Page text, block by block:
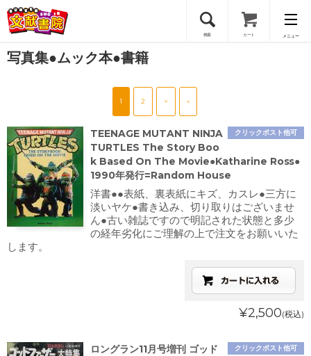
検索 カート メニュー
会員登録
写真集●ムック本●書籍
1 2 > »
クリックポスト他可
TEENAGE MUTANT NINJA
TURTLES The Story Boo
k Based On The Movie●Katharine Ross●
1990年発行=Random House
洋書●●表紙、裏表紙にキズ、カスレ●三方に
淡いヤケ●書き込み、切り取りはございませ
ん●古い雑誌ですので明記された状態と多少
の経年劣化にご理解の上で注文をお願いいた
します。
¥2,500(税込)
クリックポスト他可
ロングラン11月号増刊 ゴッド